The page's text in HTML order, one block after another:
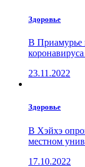
Здоровье
В Приамурье
23.11.2022
Здоровье
В Хэйхэ
местном
17.10.2022